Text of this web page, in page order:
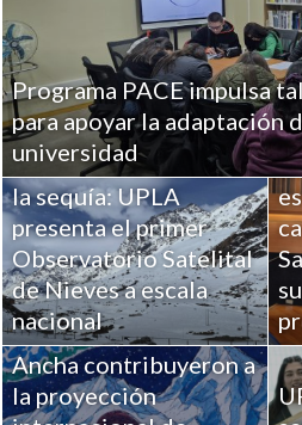
Programa PACE impulsa
para apoyar la adaptación
universidad
Ciencia para combatir
la sequía: UPLA
presenta el primer
Observatorio Satelital
de Nieves a escala
nacional
Académicos de la
Universidad de Playa
Ancha contribuyeron a
la proyección